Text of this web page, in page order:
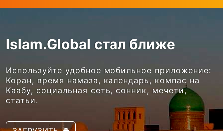
Islam.Global стал ближе
Используйте удобное мобильное приложение:
Коран, время намаза, календарь, компас на
Каабу, социальная сеть, сонник, мечети,
статьи.